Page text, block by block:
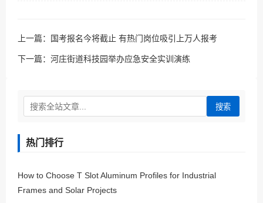
上一篇： 国考报名今将截止 有热门岗位吸引上万人报考
下一篇： 河庄街道科技园举办应急安全实训演练
搜索
热门排行
How to Choose T Slot Aluminum Profiles for Industrial
Frames and Solar Projects